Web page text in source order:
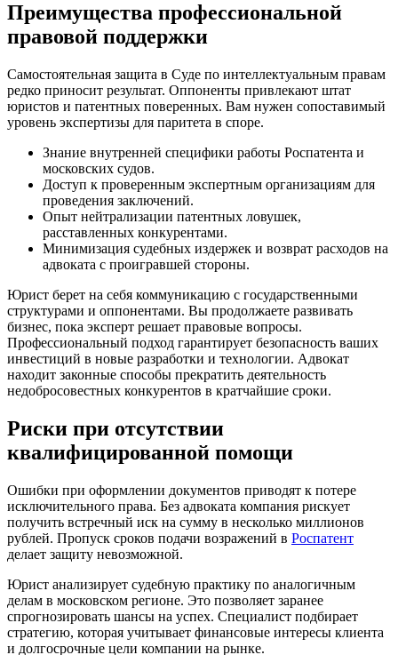
Преимущества профессиональной
правовой поддержки
Самостоятельная защита в Суде по интеллектуальным правам
редко приносит результат. Оппоненты привлекают штат
юристов и патентных поверенных. Вам нужен сопоставимый
уровень экспертизы для паритета в споре.
Знание внутренней специфики работы Роспатента и
московских судов.
Доступ к проверенным экспертным организациям для
проведения заключений.
Опыт нейтрализации патентных ловушек,
расставленных конкурентами.
Минимизация судебных издержек и возврат расходов на
адвоката с проигравшей стороны.
Юрист берет на себя коммуникацию с государственными
структурами и оппонентами. Вы продолжаете развивать
бизнес, пока эксперт решает правовые вопросы.
Профессиональный подход гарантирует безопасность ваших
инвестиций в новые разработки и технологии. Адвокат
находит законные способы прекратить деятельность
недобросовестных конкурентов в кратчайшие сроки.
Риски при отсутствии
квалифицированной помощи
Ошибки при оформлении документов приводят к потере
исключительного права. Без адвоката компания рискует
получить встречный иск на сумму в несколько миллионов
рублей. Пропуск сроков подачи возражений в Роспатент
делает защиту невозможной.
Юрист анализирует судебную практику по аналогичным
делам в московском регионе. Это позволяет заранее
спрогнозировать шансы на успех. Специалист подбирает
стратегию, которая учитывает финансовые интересы клиента
и долгосрочные цели компании на рынке.